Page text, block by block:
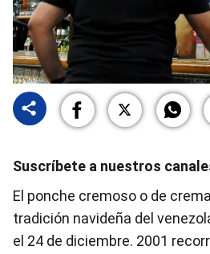
Suscríbete a nuestros
El ponche cremoso o de
tradición navideña del
el 24 de diciembre. 2001